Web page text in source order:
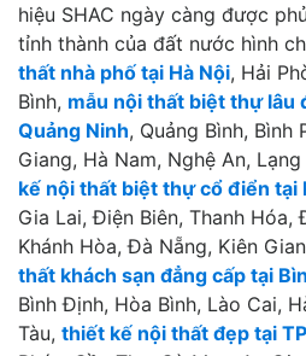
hiệu SHAC ngày càng được
tỉnh thành của đất nước hình
thất nhà phố tại Hà Nội, Hải
Bình, mẫu nội thất biệt thự lâu
Quảng Ninh, Quảng Bình, Bình
Giang, Hà Nam, Nghệ An,
kế nội thất biệt thự cổ điển tại
Gia Lai, Điện Biên, Thanh
Khánh Hòa, Đà Nẵng, Kiên
thất khách sạn đẳng cấp tại
Bình Định, Hòa Bình, Lào Cai,
Tàu, thiết kế nội thất đẹp tại